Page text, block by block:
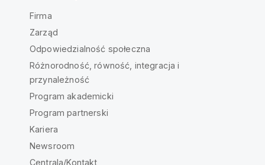
Firma
Zarząd
Odpowiedzialność społeczna
Różnorodność, równość, integracja i
przynależność
Program akademicki
Program partnerski
Kariera
Newsroom
Centrala/Kontakt